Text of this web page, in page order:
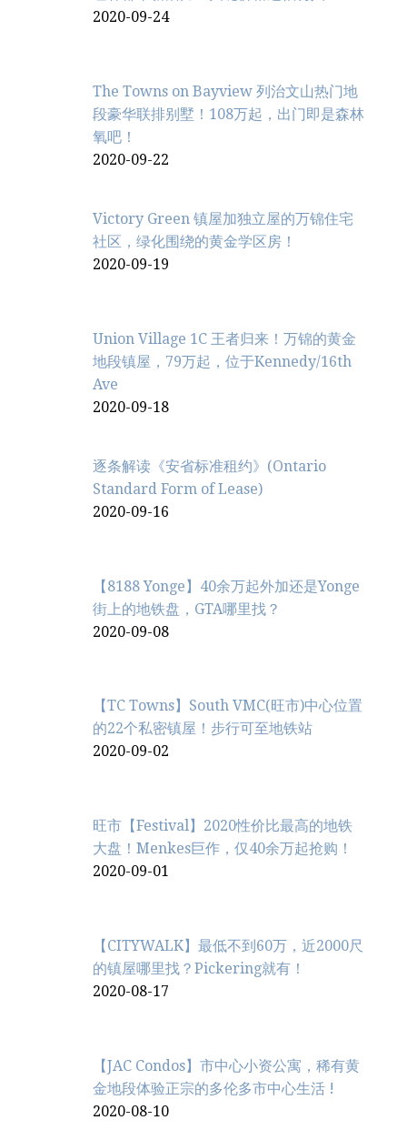
2020-09-24
The Towns on Bayview 列治文山热门地
段豪华联排别墅！108万起，出门即是森林
氧吧！
2020-09-22
Victory Green 镇屋加独立屋的万锦住宅
社区，绿化围绕的黄金学区房！
2020-09-19
Union Village 1C 王者归来！万锦的黄金
地段镇屋，79万起，位于Kennedy/16th
Ave
2020-09-18
逐条解读《安省标准租约》(Ontario
Standard Form of Lease)
2020-09-16
【8188 Yonge】40余万起外加还是Yonge
街上的地铁盘，GTA哪里找？
2020-09-08
【TC Towns】South VMC(旺市)中心位置
的22个私密镇屋！步行可至地铁站
2020-09-02
旺市【Festival】2020性价比最高的地铁
大盘！Menkes巨作，仅40余万起抢购！
2020-09-01
【CITYWALK】最低不到60万，近2000尺
的镇屋哪里找？Pickering就有！
2020-08-17
【JAC Condos】市中心小资公寓，稀有黄
金地段体验正宗的多伦多市中心生活 !
2020-08-10